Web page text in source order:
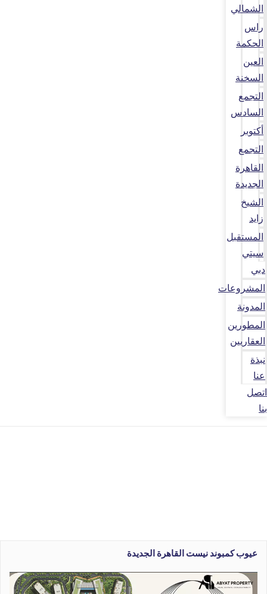
الشمالي
راس
الحكمة
العين
السخنة
التجمع
السادس
أكتوبر
التجمع
القاهرة
الجديدة
الشيخ
زايد
المستقبل
سيتي
دبي
المشروعات
المدونة
المطورين
العقاريين
نبذة
عنا
اتصل
بنا
عيوب كمبوند نيست القاهرة الجديدة